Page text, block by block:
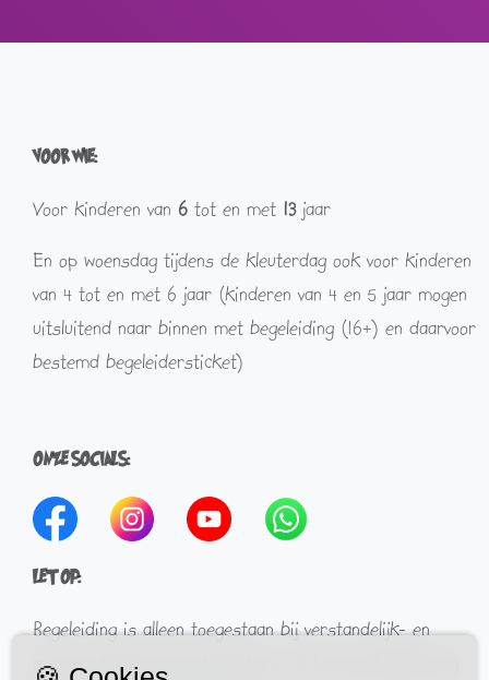
VOOR WIE:
Voor kinderen van 6 tot en met 13jaar
En op woensdag tijdens de kleuterdag ook voor kinderen
van 4 tot en met 6 jaar (kinderen van 4 en 5 jaar mogen
uitsluitend naar binnen met begeleiding (16+) en daarvoor
bestemd begeleidersticket)
ONZE SOCIALS:
LET OP:
Begeleiding is alleen toegestaan bij verstandelijk- en
meervoudig beperkte bezoekers, of beroepsbegeleiding